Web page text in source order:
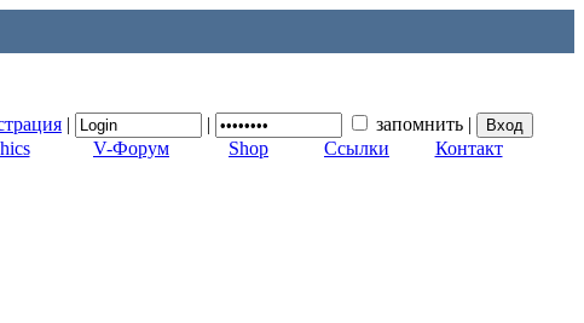
| | запомнить |
V-Форум Shop Ссылки Контакт